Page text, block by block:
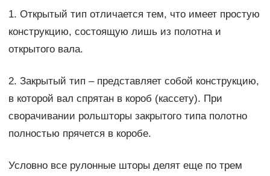
1. Открытый тип отличается тем, что имеет простую
конструкцию, состоящую лишь из полотна и
открытого вала.
2. Закрытый тип – представляет собой конструкцию,
в которой вал спрятан в короб (кассету). При
сворачивании рольшторы закрытого типа полотно
полностью прячется в коробе.
Условно все рулонные шторы делят еще по трем